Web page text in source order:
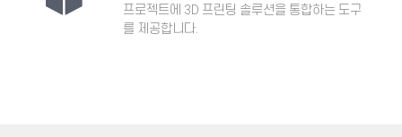
프로젝트에 3D 프린팅 솔루션을 통합하는 도구
를 제공합니다.